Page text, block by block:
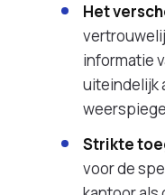
Het
informatie
uiteindelijk
Strikte
voor de